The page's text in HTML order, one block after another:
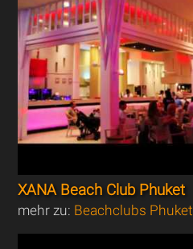
XANA Beach Club Phuket
mehr zu: Beachclubs Phuket